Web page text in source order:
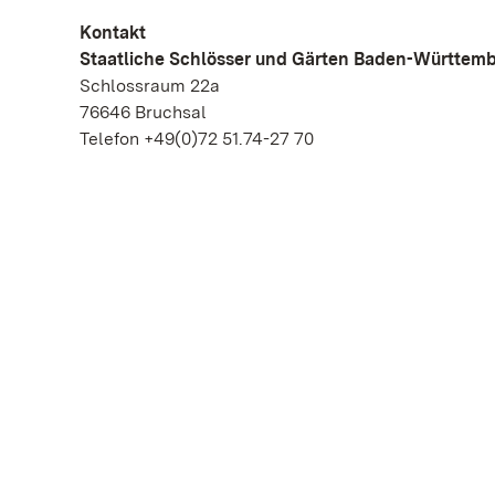
Kontakt
Staatliche Schlösser und Gärten Baden-
Schlossraum 22a
76646 Bruchsal
Telefon +49(0)72 51.74-27 70